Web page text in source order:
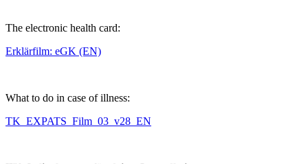
The electronic health card:
Erklärfilm: eGK (EN)
What to do in case of illness:
TK_EXPATS_Film_03_v28_EN